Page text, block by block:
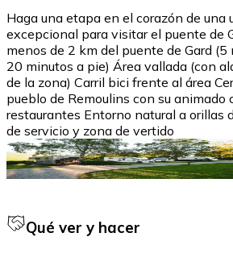
Haga una etapa en el corazón de una
excepcional para visitar el puente de
menos de 2 km del puente de Gard
20 minutos a pie) Área vallada (con
de la zona) Carril bici frente al área
pueblo de Remoulins con su animado
restaurantes Entorno natural a orillas
de servicio y zona de vertido
Qué ver y hacer